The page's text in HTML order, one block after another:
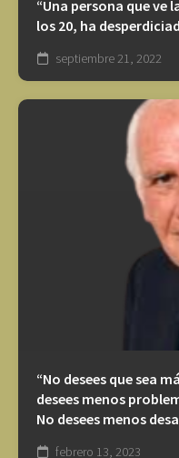
“Una persona que ve
los 20, ha
septiembre 21, 2022
“No desees que sea
desees menos
No desees menos
febrero 13, 2023